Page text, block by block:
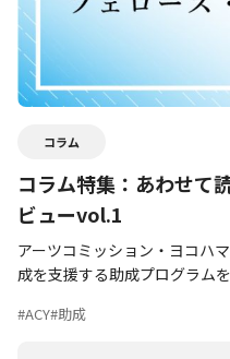
コラム
コラム特集：あわせて
ビューvol.1
アーツコミッション・ヨコハ
成を支援する助成プログラム
#ACY#助成